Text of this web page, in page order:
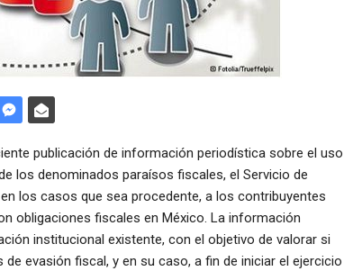
publicación de información periodística sobre el uso
los denominados paraísos fiscales, el Servicio de
los casos que sea procedente, a los contribuyentes
obligaciones fiscales en México. La información
institucional existente, con el objetivo de valorar si
evasión fiscal, y en su caso, a fin de iniciar el ejercicio